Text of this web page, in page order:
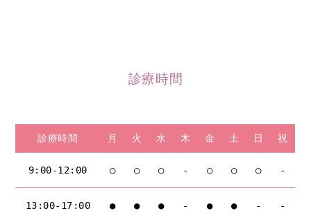
診療時間
診療時間 月 火 水 木 金 土 日 祝
9:00-12:00 ○ ○ ○ - ○ ○ ○ -
13:00-17:00 ● ● ● - ● ● - -